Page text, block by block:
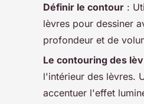
Définir le contour :
lèvres pour dessiner
profondeur et de
Le contouring des
l'intérieur des lèvres.
accentuer l'effet